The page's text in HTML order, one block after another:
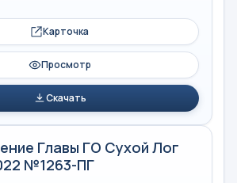
Карточка
Просмотр
Скачать
Главы ГО Сухой Лог
№1263-ПГ